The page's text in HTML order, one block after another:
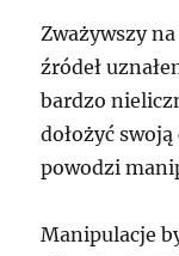
Zważywszy
źródeł
bardzo
dołożyć
powodzi
Manipulacje